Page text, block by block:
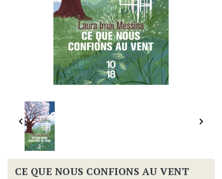
 
CE QUE NOUS CONFIONS AU VENT